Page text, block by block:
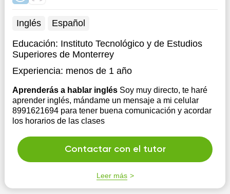
Inglés
Español
Educación: Instituto Tecnológico y de Estudios
Superiores de Monterrey
Experiencia: menos de 1 año
Aprenderás a hablar inglés Soy muy directo, te haré
aprender inglés, mándame un mensaje a mi celular
8991621694 para tener buena comunicación y acordar
los horarios de las clases
Contactar con el tutor
Leer más